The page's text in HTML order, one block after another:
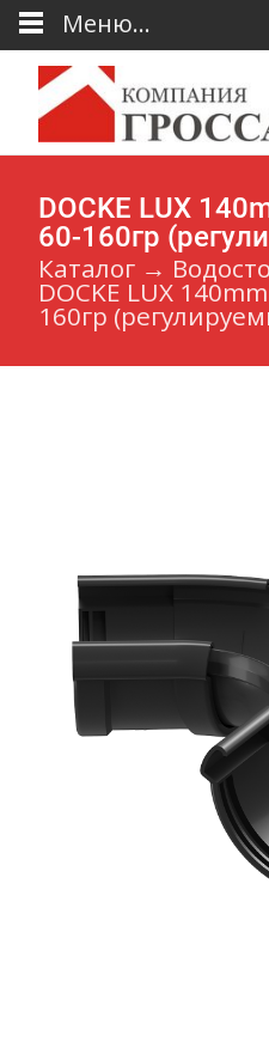
DOCKE LUX
60-160гр
Каталог →
DOCKE LUX
160гр
Меню...